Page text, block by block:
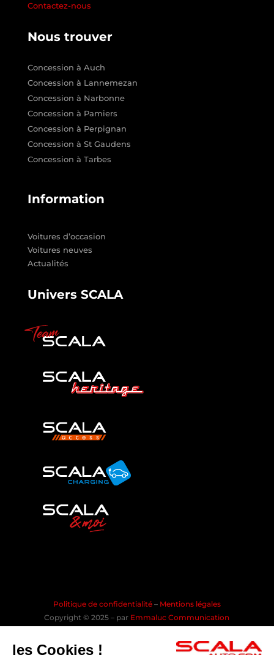
Contactez-nous
Nous trouver
Concession à Auch
Concession à Lannemezan
Concession à Narbonne
Concession à Pamiers
Concession à Perpignan
Concession à St Gaudens
Concession à Tarbes
Information
Voitures d’occasion
Voitures neuves
Actualités
Univers SCALA
Politique de confidentialité – Mentions légales
Copyright © 2025 – par Emmaluc Communication
les Cookies !